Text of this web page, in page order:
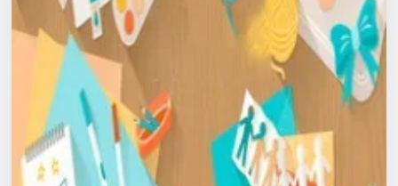
События
Города
Площадки
Артисты